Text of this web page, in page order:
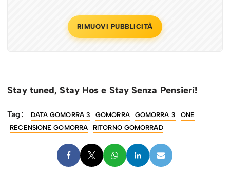
RIMUOVI PUBBLICITÀ
Stay tuned, Stay Hos e Stay Senza Pensieri!
Tag: DATA GOMORRA 3 GOMORRA GOMORRA 3
ONE
RECENSIONE GOMORRA
RITORNO GOMORRAD